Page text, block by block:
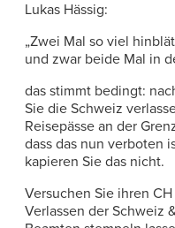
Lukas Hässig:
„Zwei Mal so viel
und zwar beide Mal in
das stimmt bedingt:
Sie die Schweiz
Reisepässe an der
dass das nun verboten
kapieren Sie das nicht.
Versuchen Sie ihren
Verlassen der Schweiz